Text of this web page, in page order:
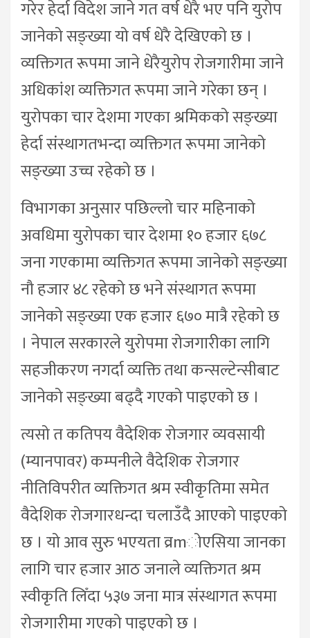
गरेर हेर्दा विदेश जाने गत वर्ष धेरै भए पनि युरोप
जानेको सङ्ख्या यो वर्ष धेरै देखिएको छ ।
व्यक्तिगत रूपमा जाने धेरैयुरोप रोजगारीमा जाने
अधिकांश व्यक्तिगत रूपमा जाने गरेका छन् ।
युरोपका चार देशमा गएका श्रमिकको सङ्ख्या
हेर्दा संस्थागतभन्दा व्यक्तिगत रूपमा जानेको
सङ्ख्या उच्च रहेको छ ।
विभागका अनुसार पछिल्लो चार महिनाको
अवधिमा युरोपका चार देशमा १० हजार ६७८
जना गएकामा व्यक्तिगत रूपमा जानेको सङ्ख्या
नौ हजार ४८ रहेको छ भने संस्थागत रूपमा
जानेको सङ्ख्या एक हजार ६७० मात्रै रहेको छ
। नेपाल सरकारले युरोपमा रोजगारीका लागि
सहजीकरण नगर्दा व्यक्ति तथा कन्सल्टेन्सीबाट
जानेको सङ्ख्या बढ्दै गएको पाइएको छ ।
त्यसो त कतिपय वैदेशिक रोजगार व्यवसायी
(म्यानपावर) कम्पनीले वैदेशिक रोजगार
नीतिविपरीत व्यक्तिगत श्रम स्वीकृतिमा समेत
वैदेशिक रोजगारधन्दा चलाउँदै आएको पाइएको
छ । यो आव सुरु भएयता व्रmोएसिया जानका
लागि चार हजार आठ जनाले व्यक्तिगत श्रम
स्वीकृति लिँदा ५३७ जना मात्र संस्थागत रूपमा
रोजगारीमा गएको पाइएको छ ।